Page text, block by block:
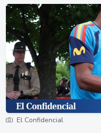
El Confidencial